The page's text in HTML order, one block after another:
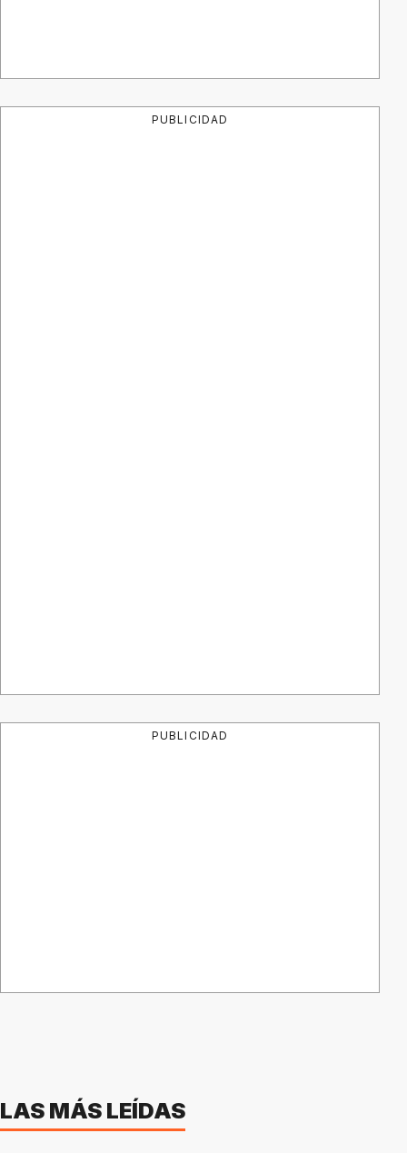
PUBLICIDAD
PUBLICIDAD
LAS MÁS LEÍDAS